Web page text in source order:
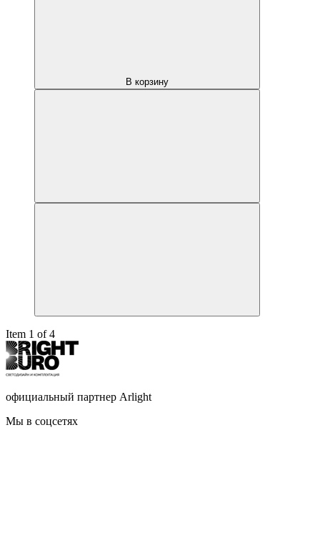
В корзину
Item 1 of 4
официальный партнер Arlight
Мы в соцсетях